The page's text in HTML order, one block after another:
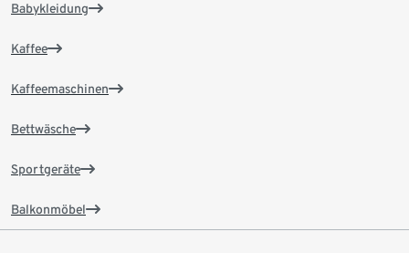
Babykleidung
Kaffee
Kaffeemaschinen
Bettwäsche
Sportgeräte
Balkonmöbel